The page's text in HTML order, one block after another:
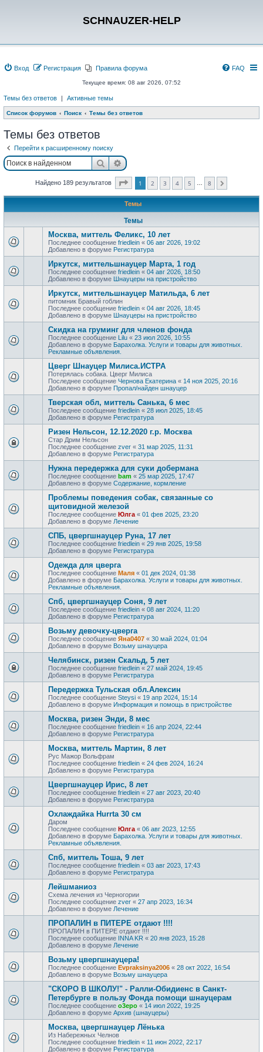
SCHNAUZER-HELP
Вход Регистрация Правила форума FAQ
Текущее время: 08 авг 2026, 07:52
Темы без ответов | Активные темы
Список форумов Поиск Темы без ответов
Темы без ответов
Перейти к расширенному поиску
ПоискРасширенный поиск
Найдено 189 результатов Страница из
1 2 3 4 5 8
Темы
Темы
Москва, миттель Феликс, 10 лет
Последнее сообщение friedlein « 06 авг 2026, 19:02
Добавлено в форуме Регистратура
Иркутск, миттельшнауцер Марта, 1 год
Последнее сообщение friedlein « 04 авг 2026, 18:50
Добавлено в форуме Шнауцеры на пристройство
Иркутск, миттельшнауцер Матильда, 6 лет
питомник Бравый гоблин
Последнее сообщение friedlein « 04 авг 2026, 18:45
Добавлено в форуме Шнауцеры на пристройство
Скидка на груминг для членов фонда
Последнее сообщение Lilu « 23 июл 2026, 10:55
Добавлено в форуме Барахолка. Услуги и товары для животных.
Рекламные объявления.
Цверг Шнауцер Милиса.ИСТРА
Потерялась собака. Цверг Милиса
Последнее сообщение Чернова Екатерина « 14 ноя 2025, 20:16
Добавлено в форуме Пропал/найден шнауцер
Тверская обл, миттель Санька, 6 мес
Последнее сообщение friedlein « 28 июл 2025, 18:45
Добавлено в форуме Регистратура
Ризен Нельсон, 12.12.2020 г.р. Москва
Стар Дрим Нельсон
Последнее сообщение zver « 31 мар 2025, 11:31
Добавлено в форуме Регистратура
Нужна передержка для суки добермана
Последнее сообщение bam « 25 мар 2025, 17:47
Добавлено в форуме Содержание, кормление
Проблемы поведения собак, связанные со
щитовидной железой
Последнее сообщение Юлга « 01 фев 2025, 23:20
Добавлено в форуме Лечение
СПБ, цвергшнауцер Руна, 17 лет
Последнее сообщение friedlein « 29 янв 2025, 19:58
Добавлено в форуме Регистратура
Одежда для цверга
Последнее сообщение Маля « 01 дек 2024, 01:38
Добавлено в форуме Барахолка. Услуги и товары для животных.
Рекламные объявления.
Спб, цвергшнауцер Соня, 9 лет
Последнее сообщение friedlein « 08 авг 2024, 11:20
Добавлено в форуме Регистратура
Возьму девочку-цверга
Последнее сообщение Яна0407 « 30 май 2024, 01:04
Добавлено в форуме Возьму шнауцера
Челябинск, ризен Скальд, 5 лет
Последнее сообщение friedlein « 27 май 2024, 19:45
Добавлено в форуме Регистратура
Передержка Тульская обл.Алексин
Последнее сообщение Steysi « 19 апр 2024, 15:14
Добавлено в форуме Информация и помощь в пристройстве
Москва, ризен Энди, 8 мес
Последнее сообщение friedlein « 16 апр 2024, 22:44
Добавлено в форуме Регистратура
Москва, миттель Мартин, 8 лет
Рус Мажор Вольфрам
Последнее сообщение friedlein « 24 фев 2024, 16:24
Добавлено в форуме Регистратура
Цвергшнауцер Ирис, 8 лет
Последнее сообщение friedlein « 27 авг 2023, 20:40
Добавлено в форуме Регистратура
Охлаждайка Hurrta 30 см
Даром
Последнее сообщение Юлга « 06 авг 2023, 12:55
Добавлено в форуме Барахолка. Услуги и товары для животных.
Рекламные объявления.
Спб, миттель Тоша, 9 лет
Последнее сообщение friedlein « 03 авг 2023, 17:43
Добавлено в форуме Регистратура
Лейшманиоз
Схема лечения из Черногории
Последнее сообщение zver « 27 апр 2023, 16:34
Добавлено в форуме Лечение
ПРОПАЛИН в ПИТЕРЕ отдают !!!!
ПРОПАЛИН в ПИТЕРЕ отдают !!!!
Последнее сообщение INNA KR « 20 янв 2023, 15:28
Добавлено в форуме Лечение
Возьму цвергшнауцера!
Последнее сообщение Evpraksinya2006 « 28 окт 2022, 16:54
Добавлено в форуме Возьму шнауцера
"СКОРО В ШКОЛУ!" - Ралли-Обидиенс в Санкт-
Петербурге в пользу Фонда помощи шнауцерам
Последнее сообщение o3epo « 14 июл 2022, 19:25
Добавлено в форуме Архив (шнауцеры)
Москва, цвергшнауцер Лёнька
Из Набережных Челнов
Последнее сообщение friedlein « 11 июн 2022, 22:17
Добавлено в форуме Регистратура